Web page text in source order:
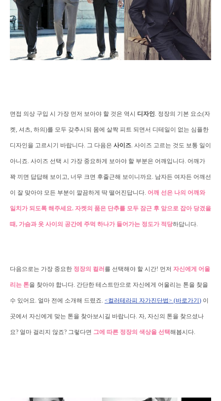
면접 의상 구입 시 가장 먼저 보아야 할 것은 역시 디자인. 정장의 기본 요소(자
켓, 셔츠, 하의 )를 모두 갖추시되 몸에 살짝 피트 되면서 디테일이 없는 심플한
디자인을 고르시기 바랍니다. 그 다음은 사이즈. 사이즈 고르는 것도 보통 일이
아니죠. 사이즈 선택 시 가장 중요하게 보아야 할 부분은 어깨입니다. 어깨가
꽉 끼면 답답해 보이고, 너무 크면 후줄근해 보이니까요. 남자든 여자든 어깨선
이 잘 맞아야 모든 부분이 깔끔하게 딱 떨어진답니다. 어깨 선은 나의 어깨와
일치가 되도록 해주세요. 자켓의 품은 단추를 모두 잠근 후 앞으로 잡아 당겼을
때, 가슴과 옷 사이의 공간에 주먹 하나가 들어가는 정도가 적당하답니다.
다음으로는 가장 중요한 정장의 컬러 를 선택해야 할 시간! 먼저 자신에게 어울
리는 톤을 찾아야 합니다. 간단한 테스트만으로 자신에게 어울리는 톤을 찾을
수 있어요. 얼마 전에 소개해 드렸죠. <컬러테라피 자가진단법> (바로가기 ) 이
곳에서 자신에게 맞는 톤을 찾아보시길 바랍니다. 자, 자신의 톤을 찾으셨나
요? 얼마 걸리지 않죠? 그렇다면 그에 따른 정장의 색상을 선택해봅시다.